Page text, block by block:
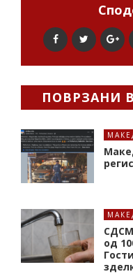
ПОВРЗАНИ
од